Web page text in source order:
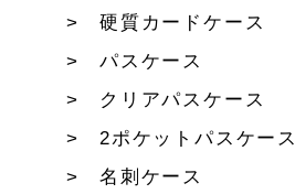
硬質カードケース
パスケース
クリアパスケース
2ポケットパスケース
名刺ケース